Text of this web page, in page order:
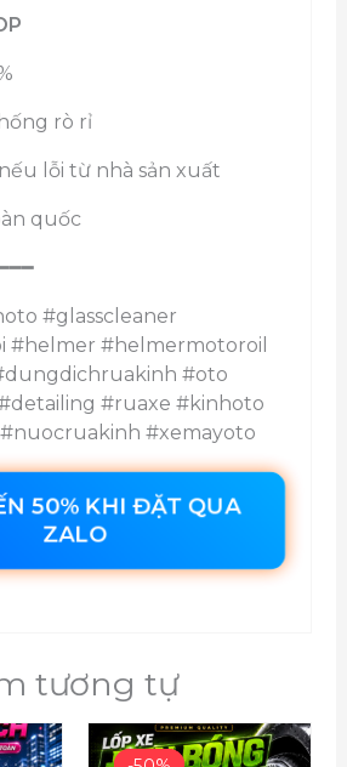
rò rỉ
lỗi từ nhà sản xuất
quốc
#glasscleaner
#helmer #helmermotoroil
#oto
#ruaxe #kinhoto
#xemayoto
50% KHI ĐẶT QUA
ZALO
tương tự
Giá
gốc
Giá
hiện